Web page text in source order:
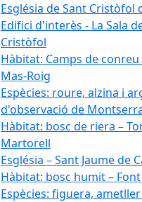
Església de Sant Cristòfol
Edifici d'interès - La Sala
Cristòfol
Hàbitat: Camps de conreu
Mas-Roig
Espècies: roure, alzina i
d'observació de
Hàbitat: bosc de riera –
Martorell
Església – Sant Jaume de
Hàbitat: bosc humit –
Espècies: figuera,